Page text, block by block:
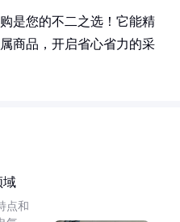
是您的不二之选！它能精
商品，开启省心省力的采
域
点和